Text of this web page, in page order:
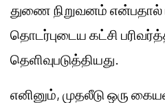
துணை நிறுவனம்
தொடர்புடைய கட்சி
தெளிவுபடுத்தியது.
எனினும், முதலீடு ஒரு